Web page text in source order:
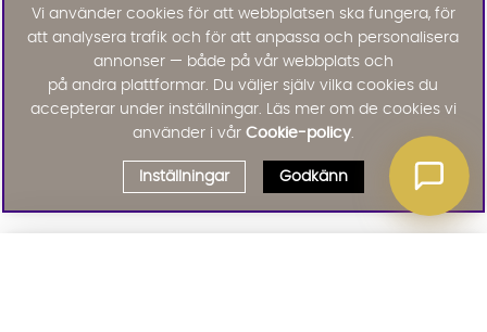
Vi använder cookies för att webbplatsen ska fungera, för
att analysera trafik och för att anpassa och personalisera
annonser — både på vår webbplats och
på andra plattformar. Du väljer själv vilka cookies du
accepterar under inställningar. Läs mer om de cookies vi
använder i vår Cookie-policy.
Inställningar Godkänn